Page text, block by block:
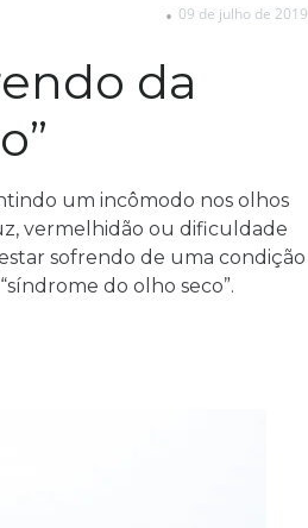
09 de julho de 2019
da
um incômodo nos olhos
vermelhidão ou dificuldade
sofrendo de uma condição
do olho seco”.